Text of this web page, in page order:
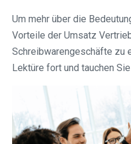
Um mehr über die
Vorteile der Umsatz
Schreibwarengeschäfte zu
Lektüre fort und tauchen